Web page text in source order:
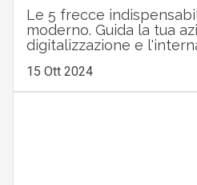
Le 5 frecce
moderno. Guida la tua
digitalizzazione e
15 Ott 2024